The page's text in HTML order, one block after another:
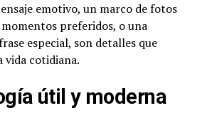
emotivo, un marco de fotos
preferidos, o una
especial, son detalles que
vida cotidiana.
útil y moderna